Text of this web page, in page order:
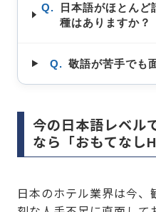
Q.
日本語がほとん
種はありますか？
Q. 敬語が苦手でも
今の日本語レベル
なら「おもてなし
日本のホテル業界は今